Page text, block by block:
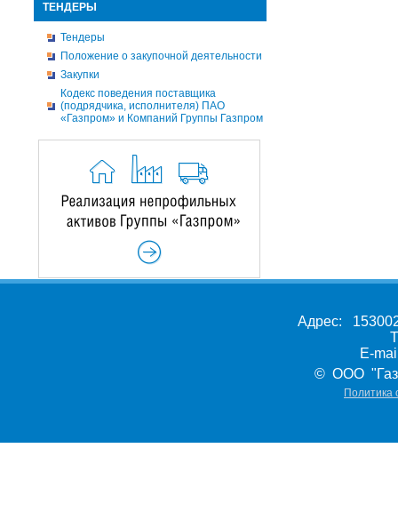
ТЕНДЕРЫ
Тендеры
Положение о закупочной деятельности
Закупки
Кодекс поведения поставщика
(подрядчика, исполнителя) ПАО
«Газпром» и Компаний Группы Газпром
Адрес:
E-
© ООО
Политика